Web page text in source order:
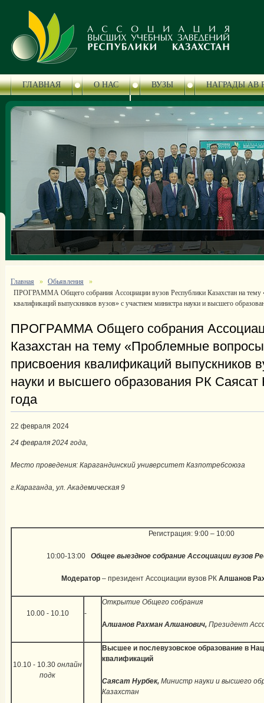
ГЛАВНАЯ О НАС ВУЗЫ НАГРАДЫ АВ
ЦЕНТР СЕРТИФИКАЦИИ
Главная
Обьявления
ПРОГРАММА Общего собрания Ассоциации вузов Республики Казахстан на тему
квалификаций выпускников вузов» с участием министра науки и высшего
ПРОГРАММА Общего собрания
Казахстан на тему «Проблемные
присвоения квалификаций выпускников
науки и высшего образования РК
года
22 февраля 2024
24 февраля 2024 года,
Место проведения: Карагандинский университет Казпотребсоюза
г.Караганда, ул. Академическая 9
Регистрация: 9:00 – 10:00
10:00-13:00 Общее выездное собрание Ассоциации вузов
Модератор – президент Ассоциации вузов РК Алшанов
10.00 - 10.10 -
Открытие Общего собрания
Алшанов Рахман Алшанович, Президент
10.10 - 10.30 онлайн
подк
Высшее и послевузовское образование в
квалификаций
Саясат Нурбек, Министр науки и высшего
Казахстан